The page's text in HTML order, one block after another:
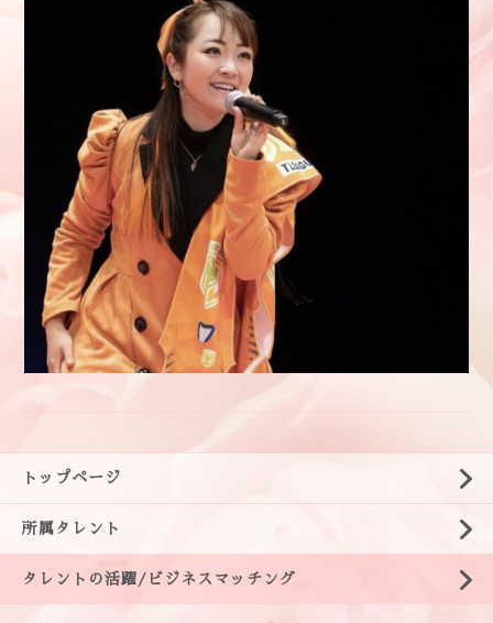
トップページ
所属タレント
タレントの活躍/ビジネスマッチング